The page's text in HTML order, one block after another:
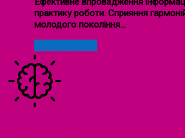
практику роботи. Сприяння
молодого покоління…